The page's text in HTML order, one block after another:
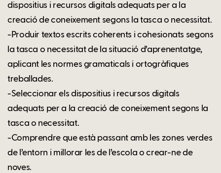
dispositius i recursos digitals adequats per a la
creació de coneixement segons la tasca o necessitat.
-Produir textos escrits coherents i cohesionats segons
la tasca o necessitat de la situació d’aprenentatge,
aplicant les normes gramaticals i ortogràfiques
treballades.
-Seleccionar els dispositius i recursos digitals
adequats per a la creació de coneixement segons la
tasca o necessitat.
-Comprendre que està passant amb les zones verdes
de l’entorn i millorar les de l’escola o crear-ne de
noves.